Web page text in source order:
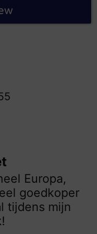
Europa,
goedkoper
tijdens mijn